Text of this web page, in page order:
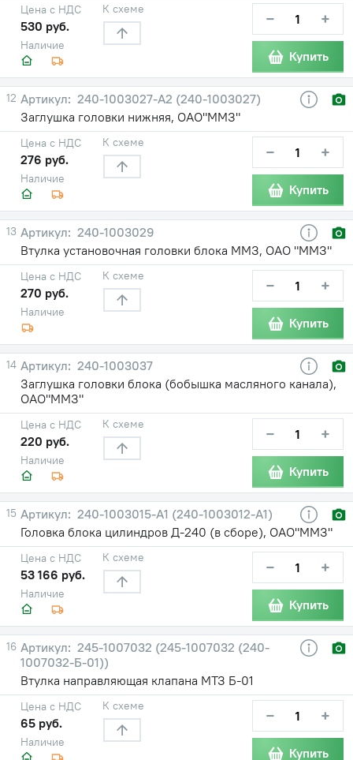
Наличие
Цена с НДС
530 руб.
К схеме − +
Купить
12
240-1003027-A2 (240-1003027)
Заглушка головки нижняя, ОАО"ММЗ"
Наличие
Цена с НДС
276 руб.
К схеме − +
Купить
13
240-1003029
Втулка установочная головки блока ММЗ, ОАО "ММЗ"
Наличие
Цена с НДС
270 руб.
К схеме − +
Купить
14
240-1003037
Заглушка головки блока (бобышка масляного канала),
ОАО"ММЗ"
Наличие
Цена с НДС
220 руб.
К схеме − +
Купить
15
240-1003015-A1 (240-1003012-А1)
Головка блока цилиндров Д-240 (в сборе), ОАО"ММЗ"
Наличие
Цена с НДС
53 166 руб.
К схеме − +
Купить
16
245-1007032 (245-1007032 (240-
1007032-Б-01))
Втулка направляющая клапана МТЗ Б-01
Наличие
Цена с НДС
65 руб.
К схеме − +
Купить